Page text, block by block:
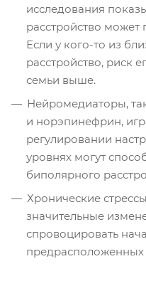
исследования
расстройство может
Если у кого-то из
расстройство, риск
семьи выше.
Нейромедиаторы,
и норэпинефрин,
регулировании
уровнях могут
биполярного
Хронические
значительные
спровоцировать
предрасположенных